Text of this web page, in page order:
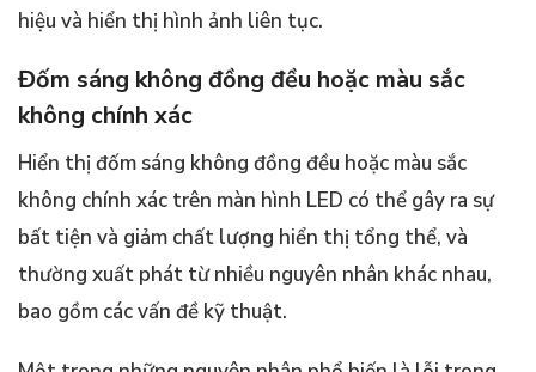
hiệu và hiển thị hình ảnh liên tục.
Đốm sáng không đồng đều hoặc màu sắc
không chính xác
Hiển thị đốm sáng không đồng đều hoặc màu sắc
không chính xác trên màn hình LED có thể gây ra sự
bất tiện và giảm chất lượng hiển thị tổng thể, và
thường xuất phát từ nhiều nguyên nhân khác nhau,
bao gồm các vấn đề kỹ thuật.